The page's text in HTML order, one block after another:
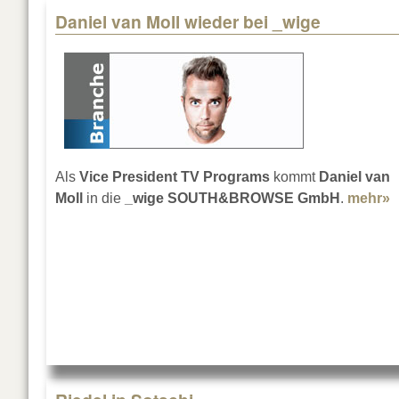
Daniel van Moll wieder bei _wige
Als Vice President TV Programs kommt Daniel van
Moll
in die _wige SOUTH&BROWSE GmbH . mehr»